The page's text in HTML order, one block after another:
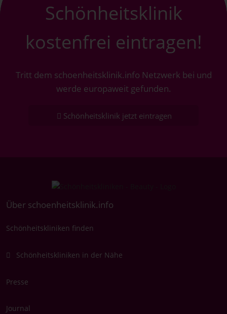
Schönheitsklinik
kostenfrei eintragen!
Tritt dem schoenheitsklinik.info Netzwerk bei und
werde europaweit gefunden.
Schönheitsklinik jetzt eintragen
Über schoenheitsklinik.info
Schönheitskliniken finden
Schönheitskliniken in der Nähe
Presse
Journal